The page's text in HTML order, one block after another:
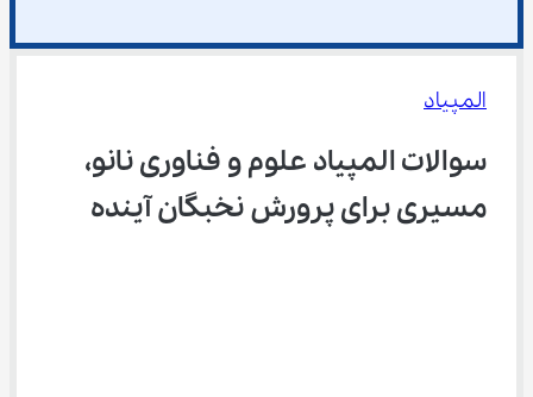
المپیاد
سوالات المپیاد علوم و فناوری نانو،
مسیری برای پرورش نخبگان آینده